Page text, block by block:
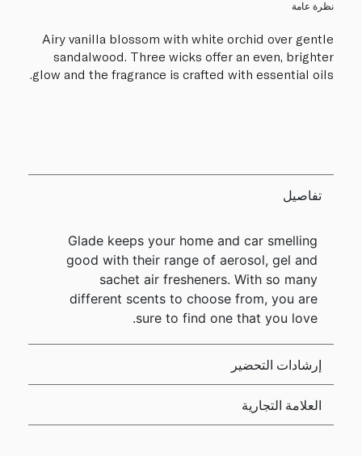
نظرة عامة
Airy vanilla blossom with white orchid over gentle
sandalwood. Three wicks offer an even, brighter
glow and the fragrance is crafted with essential oils.
تفاصيل
Glade keeps your home and car smelling
good with their range of aerosol, gel and
sachet air fresheners. With so many
different scents to choose from, you are
sure to find one that you love.
إرشادات التحضير
العلامة التجارية